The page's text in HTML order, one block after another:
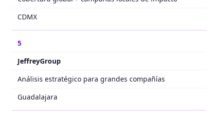
CDMX
5
JeffreyGroup
Análisis estratégico para grandes compañías
Guadalajara